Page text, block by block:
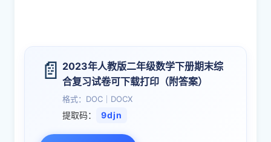
📄 2023年人教版二年级数学下册期末综
合复习试卷可下载打印（附答案）
格式：DOC｜DOCX
提取码： 9djn